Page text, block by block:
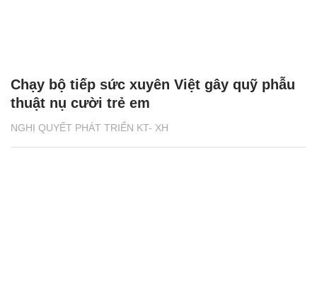
NGHỊ QUYẾT PHÁT TRIỂN KT- XH
Chạy bộ tiếp sức xuyên Việt gây quỹ phẫu
thuật nụ cười trẻ em